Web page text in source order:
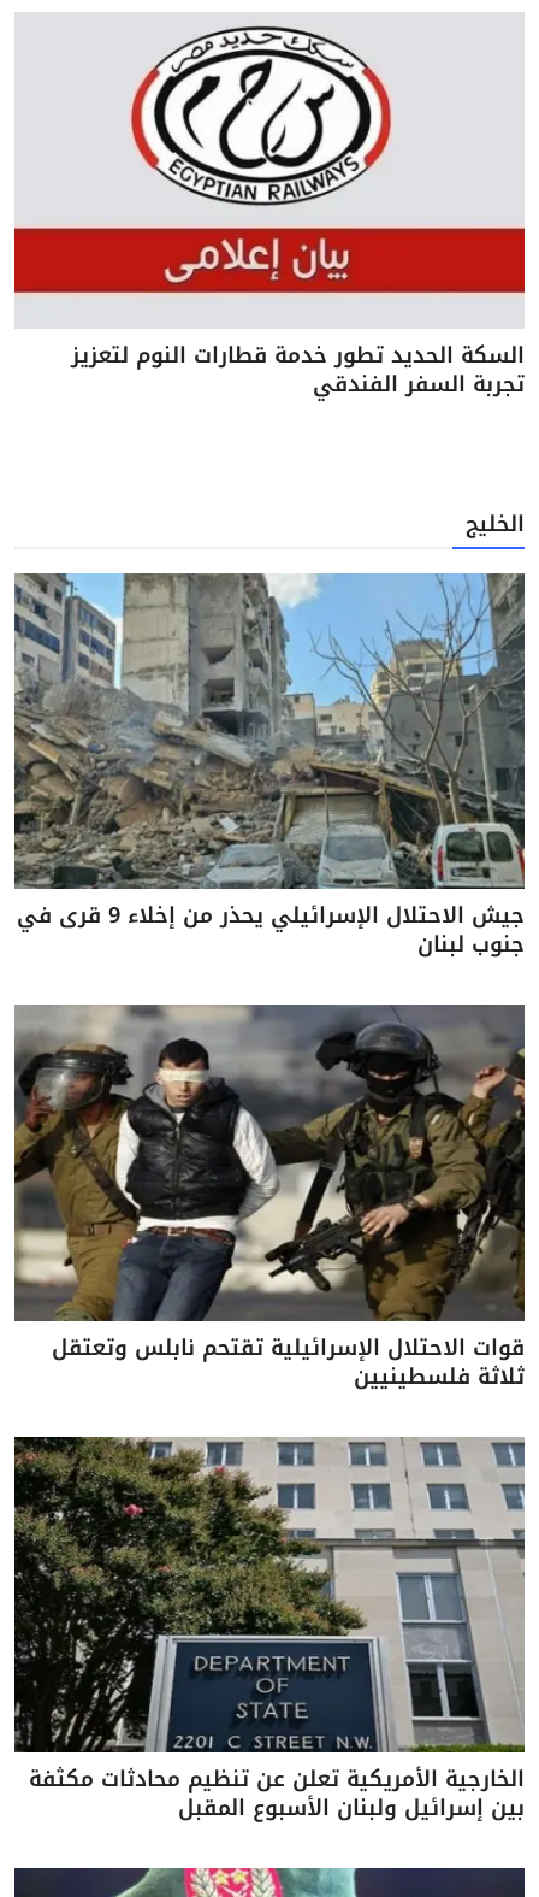
السكة الحديد تطور خدمة قطارات النوم لتعزيز
تجربة السفر الفندقي
الخليج
جيش الاحتلال الإسرائيلي يحذر من إخلاء 9 قرى في
جنوب لبنان
قوات الاحتلال الإسرائيلية تقتحم نابلس وتعتقل
ثلاثة فلسطينيين
الخارجية الأمريكية تعلن عن تنظيم محادثات مكثفة
بين إسرائيل ولبنان الأسبوع المقبل